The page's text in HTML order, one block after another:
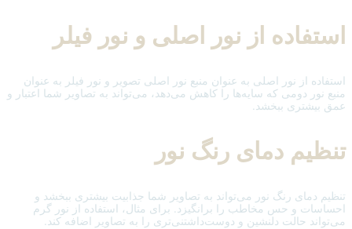
استفاده از نور اصلی و نور فیلر
استفاده از نور اصلی به عنوان منبع نور اصلی تصویر و نور فیلر به عنوان
منبع نور دومی که سایه‌ها را کاهش می‌دهد، می‌تواند به تصاویر شما اعتبار و
عمق بیشتری ببخشد.
تنظیم دمای رنگ نور
تنظیم دمای رنگ نور می‌تواند به تصاویر شما جذابیت بیشتری ببخشد و
احساسات و حس مخاطب را برانگیزد. برای مثال، استفاده از نور گرم
می‌تواند حالت دلنشین و دوست‌داشتنی‌تری را به تصاویر اضافه کند.